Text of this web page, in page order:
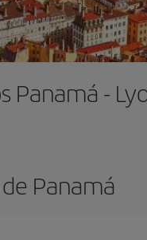
Panamá -
Panamá